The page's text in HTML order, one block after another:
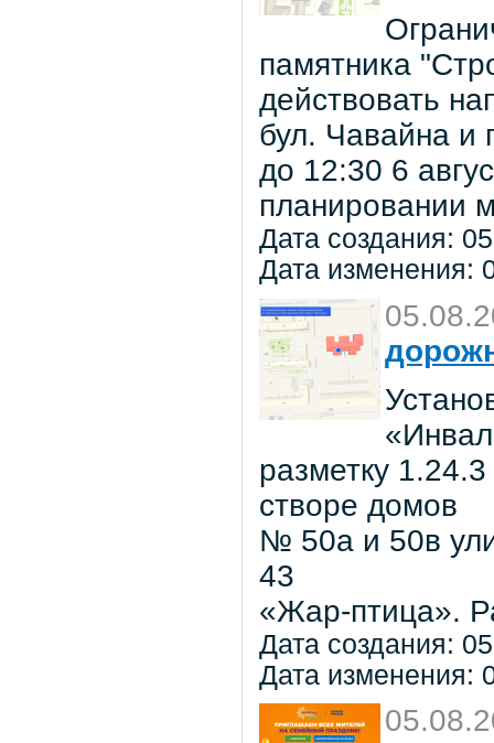
памятника
действовать
бул. Чавайна и
до 12:30 6
планировании
Дата создания:
Дата изменения:
разметку
створе домов
№ 50а и 50в
43
«Жар-птица».
Дата создания:
Дата изменения: